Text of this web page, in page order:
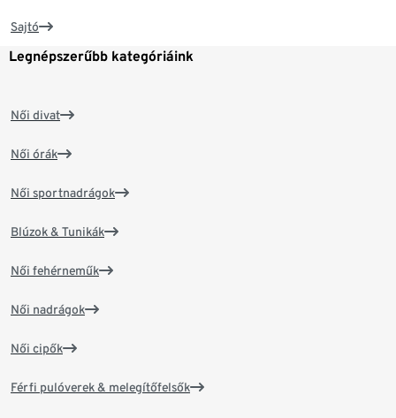
Sajtó
Legnépszerűbb kategóriáink
Női divat
Női órák
Női sportnadrágok
Blúzok & Tunikák
Női fehérneműk
Női nadrágok
Női cipők
Férfi pulóverek & melegítőfelsők